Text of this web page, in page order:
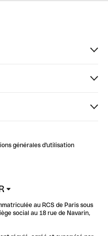
générales d'utilisation
au RCS de Paris sous
social au 18 rue de Navarin,